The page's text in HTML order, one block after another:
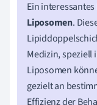
Ein
Liposomen.
Medizin, speziell
Liposomen
gezielt an
Effizienz der